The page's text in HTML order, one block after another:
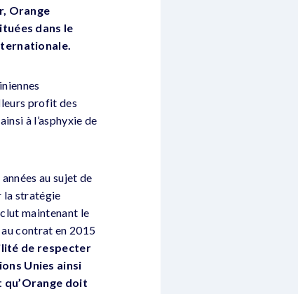
Orange
dans le
profit des
à l’asphyxie de
au sujet de
la stratégie
maintenant le
contrat en 2015
de respecter
Unies ainsi
doit